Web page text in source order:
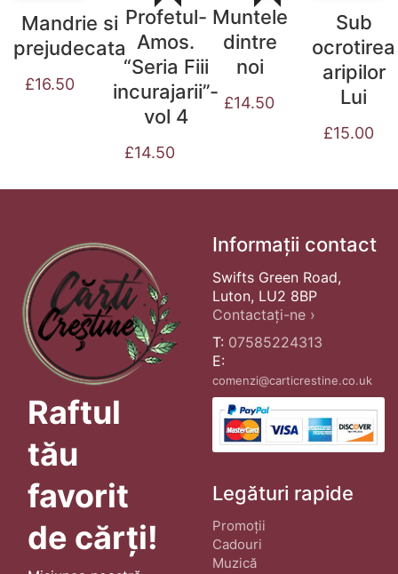
Mandrie si
prejudecata
£16.50
Profetul-
Amos.
“Seria Fiii
incurajarii”-
vol 4
£14.50
Muntele
dintre
noi
£14.50
Sub
ocrotirea
aripilor
Lui
£15.00
Raftul
tău
favorit
de cărți!
Informații contact
Swifts Green Road,
Luton, LU2 8BP
Contactați-ne ›
T: 07585224313
E:
comenzi@carticrestine.co.uk
Legături rapide
Promoții
Cadouri
Muzică